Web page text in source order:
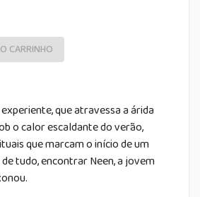
CARRINHO
que atravessa a árida
o calor escaldante do verão,
que marcam o início de um
tudo, encontrar Neen, a jovem